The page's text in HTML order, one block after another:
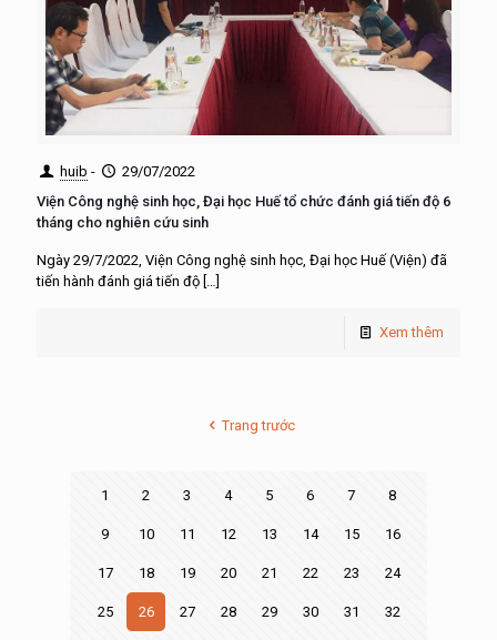
huib -
29/07/2022
Viện Công nghệ sinh học, Đại học Huế tổ chức đánh giá tiến độ 6
tháng cho nghiên cứu sinh
Ngày 29/7/2022, Viện Công nghệ sinh học, Đại học Huế (Viện) đã
tiến hành đánh giá tiến độ […]
Xem thêm
Trang trước
1 2 3 4 5 6 7 8
9 10 11 12 13 14 15 16
17 18 19 20 21 22 23 24
25 26 27 28 29 30 31 32